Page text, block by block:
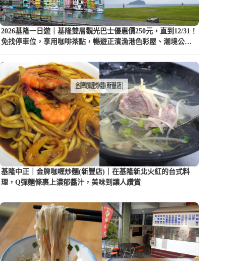
2026基隆一日遊｜基隆雙層觀光巴士優惠價250元，直到12/31！
免找停車位，享用咖啡茶點，暢遊正濱漁港色彩屋、潮境公園
基隆中正｜金牌咖喱炒麵(新豐店)｜在基隆新北火紅的台式料
理，Q彈麵條裹上濃郁醬汁，美味到讓人讚賞